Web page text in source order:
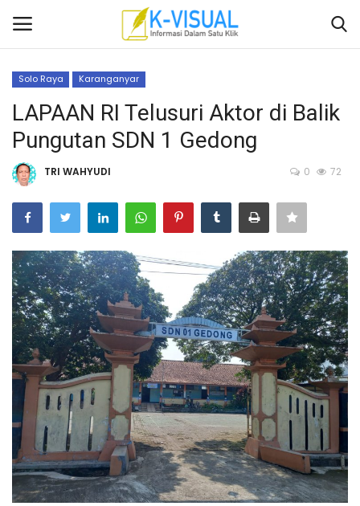
Beranda
Contact
Banten
Yogyakarta
Banten
Solo Raya
Sumsel
Kalbar
Sumut
Solo Raya Karanganyar
LAPAAN RI Telusuri Aktor di Balik
Pungutan SDN 1 Gedong
TRI WAHYUDI 0 72